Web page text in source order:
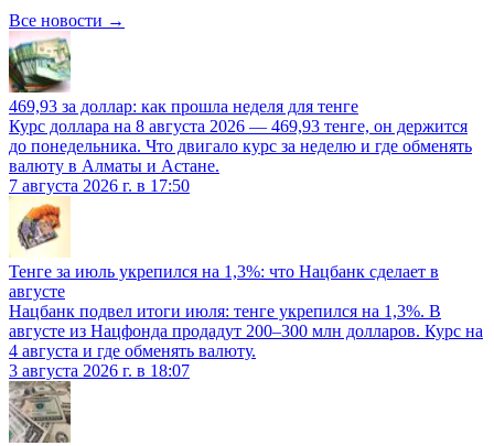
Все новости →
469,93 за доллар: как прошла неделя для тенге
Курс доллара на 8 августа 2026 — 469,93 тенге, он держится
до понедельника. Что двигало курс за неделю и где обменять
валюту в Алматы и Астане.
7 августа 2026 г. в 17:50
Тенге за июль укрепился на 1,3%: что Нацбанк сделает в
августе
Нацбанк подвел итоги июля: тенге укрепился на 1,3%. В
августе из Нацфонда продадут 200–300 млн долларов. Курс на
4 августа и где обменять валюту.
3 августа 2026 г. в 18:07